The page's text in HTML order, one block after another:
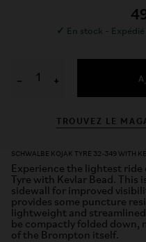
✓ En stock -
− +
TROUVEZ LE
SCHWALBE KOJAK TYRE 32-349 WITH
Experience the lightest
Tyre with Kevlar Bead.
sidewall for improved
provides some puncture
lightweight and
be compactly folded down,
of the Brompton itself.